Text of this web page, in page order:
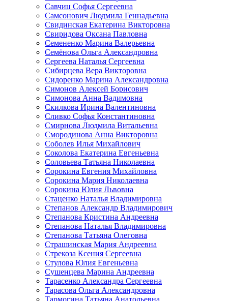
Савчиц Софья Сергеевна
Самсонович Людмила Геннадьевна
Свидинская Екатерина Викторовна
Свиридова Оксана Павловна
Семененко Марина Валерьевна
Семёнова Ольга Александровна
Сергеева Наталья Сергеевна
Сибирцева Вера Викторовна
Сидоренко Марина Александровна
Симонов Алексей Борисович
Симонова Анна Вадимовна
Скилкова Ирина Валентиновна
Сливко Софья Константиновна
Смирнова Людмила Витальевна
Смородинова Анна Викторовна
Соболев Илья Михайлович
Соколова Екатерина Евгеньевна
Соловьева Татьяна Николаевна
Сорокина Евгения Михайловна
Сорокина Мария Николаевна
Сорокина Юлия Львовна
Стаценко Наталья Владимировна
Степанов Александр Владимирович
Степанова Кристина Андреевна
Степанова Наталья Владимировна
Степанова Татьяна Олеговна
Страшинская Мария Андреевна
Стрекоза Ксения Сергеевна
Стулова Юлия Евгеньевна
Сушенцева Марина Андреевна
Тарасенко Александра Сергеевна
Тарасова Ольга Александровна
Тармогина Татьяна Анатольевна